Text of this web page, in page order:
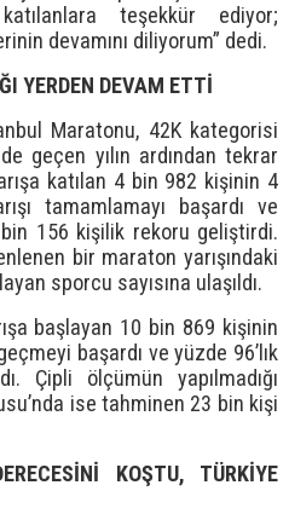
teşekkür ediyor;
devamını diliyorum” dedi.
YERDEN DEVAM ETTİ
Maratonu, 42K kategorisi
geçen yılın ardından tekrar
katılan 4 bin 982 kişinin 4
tamamlamayı başardı ve
156 kişilik rekoru geliştirdi.
bir maraton yarışındaki
sporcu sayısına ulaşıldı.
başlayan 10 bin 869 kişinin
başardı ve yüzde 96’lık
Çipli ölçümün yapılmadığı
ise tahminen 23 bin kişi
KOŞTU, TÜRKİYE